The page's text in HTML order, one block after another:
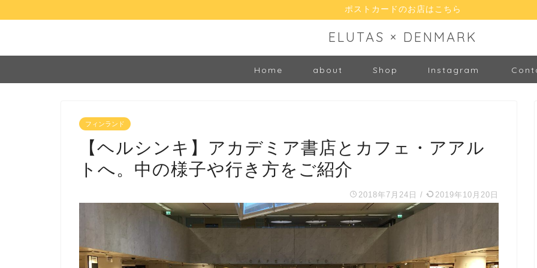
ポストカードのお店はこちら
ELUTAS × DENMARK
Home about Shop Instagram
フィンランド
【ヘルシンキ】アカデミア書店とカフェ・アアル
トへ。中の様子や行き方をご紹介
2018年7月24日 / 2019年10月20日